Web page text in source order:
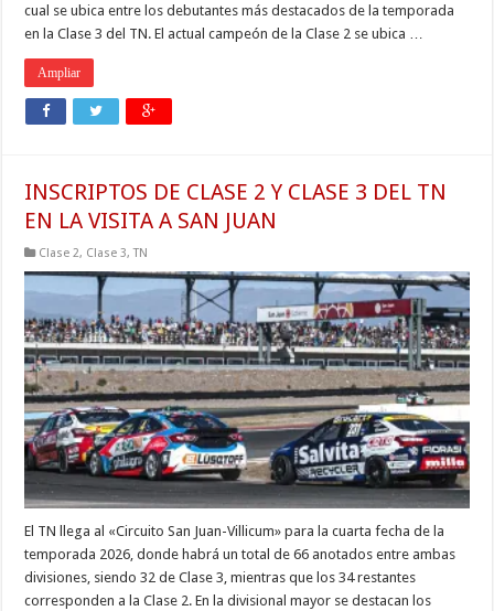
cual se ubica entre los debutantes más destacados de la temporada
en la Clase 3 del TN. El actual campeón de la Clase 2 se ubica …
Ampliar
INSCRIPTOS DE CLASE 2 Y CLASE 3 DEL TN
EN LA VISITA A SAN JUAN
Clase 2, Clase 3,TN
El TN llega al «Circuito San Juan-Villicum» para la cuarta fecha de la
temporada 2026, donde habrá un total de 66 anotados entre ambas
divisiones, siendo 32 de Clase 3, mientras que los 34 restantes
corresponden a la Clase 2. En la divisional mayor se destacan los